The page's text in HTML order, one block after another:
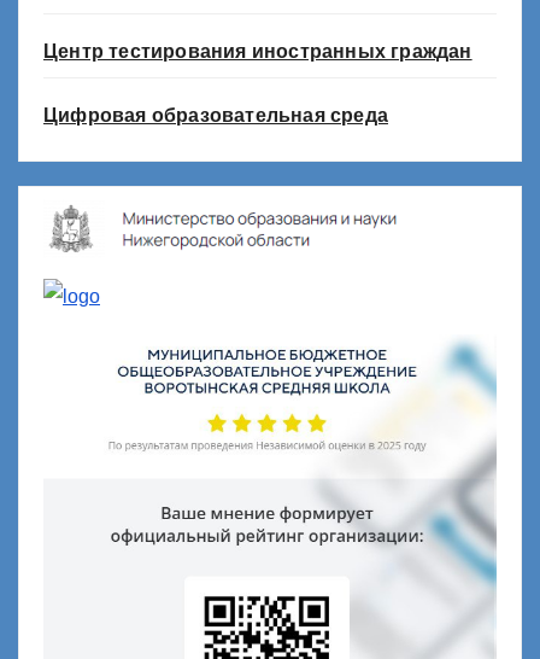
Центр тестирования иностранных граждан
Цифровая образовательная среда